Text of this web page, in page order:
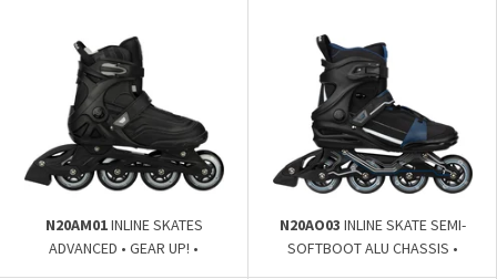
N20AM01INLINE SKATES
ADVANCED • GEAR UP! •
N20AO03 INLINE SKATE SEMI-
SOFTBOOT ALU CHASSIS •